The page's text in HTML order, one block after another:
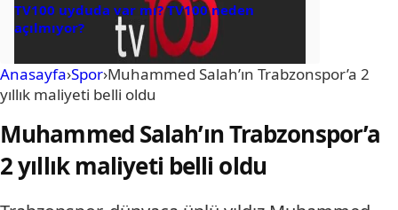
TV100 uyduda var mı? TV100 neden
açılmıyor?
Anasayfa›Spor›Muhammed Salah’ın Trabzonspor’a 2
yıllık maliyeti belli oldu
Muhammed Salah’ın Trabzonspor’a
2 yıllık maliyeti belli oldu